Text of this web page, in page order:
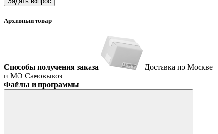
Архивный товар
Способы получения заказа
Доставка по Москве
и МО Самовывоз
Файлы и программы